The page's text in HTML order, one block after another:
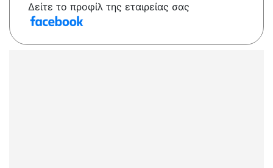
Δείτε το προφίλ της εταιρείας σας